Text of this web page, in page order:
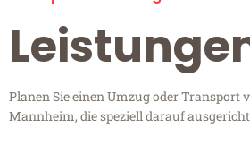
Planen Sie einen Umzug oder
Mannheim, die speziell darauf